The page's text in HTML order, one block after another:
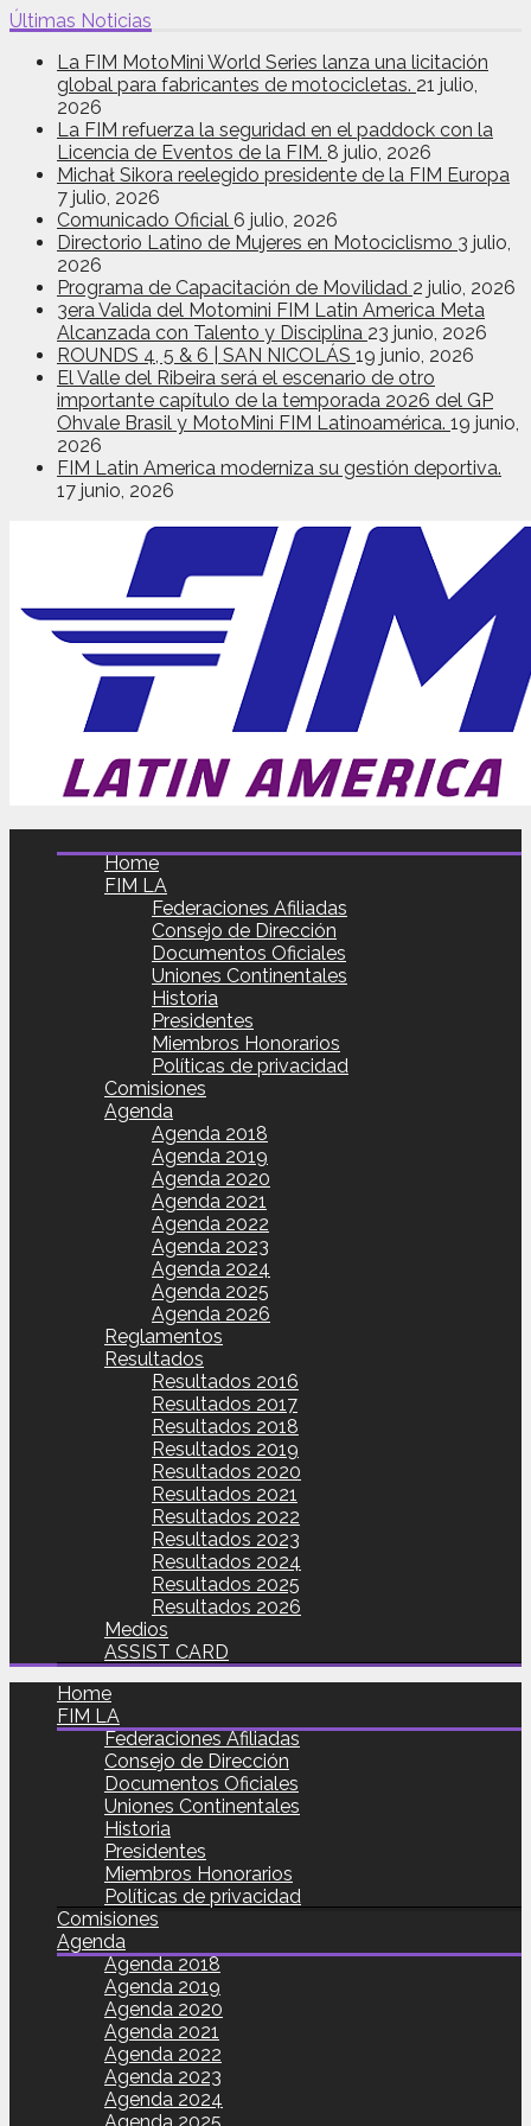
Últimas Noticias
La FIM MotoMini World Series lanza una licitación
global para fabricantes de motocicletas. 21 julio,
2026
La FIM refuerza la seguridad en el paddock con la
Licencia de Eventos de la FIM. 8 julio, 2026
Michał Sikora reelegido presidente de la FIM Europa
7 julio, 2026
Comunicado Oficial 6 julio, 2026
Directorio Latino de Mujeres en Motociclismo 3 julio,
2026
Programa de Capacitación de Movilidad 2 julio, 2026
3era Valida del Motomini FIM Latin America Meta
Alcanzada con Talento y Disciplina 23 junio, 2026
ROUNDS 4, 5 & 6 | SAN NICOLÁS 19 junio, 2026
El Valle del Ribeira será el escenario de otro
importante capítulo de la temporada 2026 del GP
Ohvale Brasil y MotoMini FIM Latinoamérica. 19 junio,
2026
FIM Latin America moderniza su gestión deportiva.
17 junio, 2026
Home
FIM LA
Federaciones Afiliadas
Consejo de Dirección
Documentos Oficiales
Uniones Continentales
Historia
Presidentes
Miembros Honorarios
Políticas de privacidad
Comisiones
Agenda
Agenda 2018
Agenda 2019
Agenda 2020
Agenda 2021
Agenda 2022
Agenda 2023
Agenda 2024
Agenda 2025
Agenda 2026
Reglamentos
Resultados
Resultados 2016
Resultados 2017
Resultados 2018
Resultados 2019
Resultados 2020
Resultados 2021
Resultados 2022
Resultados 2023
Resultados 2024
Resultados 2025
Resultados 2026
Medios
ASSIST CARD
Home
FIM LA
Federaciones Afiliadas
Consejo de Dirección
Documentos Oficiales
Uniones Continentales
Historia
Presidentes
Miembros Honorarios
Políticas de privacidad
Comisiones
Agenda
Agenda 2018
Agenda 2019
Agenda 2020
Agenda 2021
Agenda 2022
Agenda 2023
Agenda 2024